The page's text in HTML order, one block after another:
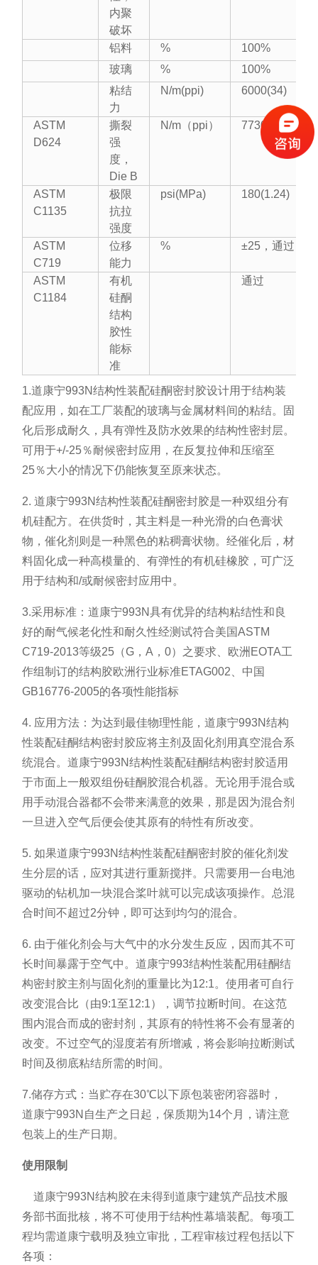
内聚
破坏
铝料
%
100%
玻璃
%
100%
粘结
力
N/m(ppi) 6000(34)
ASTM
D624
撕裂
强
度，
Die B
N/m（ppi） 7730（44）
ASTM
C1135
极限
抗拉
强度
psi(MPa) 180(1.24)
ASTM
C719
位移
能力
% ±25，通过
ASTM
C1184
有机
硅酮
结构
胶性
能标
准
通过
1.道康宁993N结构性装配硅酮密封胶设计用于结构装
配应用，如在工厂装配的玻璃与金属材料间的粘结。固
化后形成耐久，具有弹性及防水效果的结构性密封层。
可用于+/-25％耐候密封应用，在反复拉伸和压缩至
25％大小的情况下仍能恢复至原来状态。
2. 道康宁993N结构性装配硅酮密封胶是一种双组分有
机硅配方。在供货时，其主料是一种光滑的白色膏状
物，催化剂则是一种黑色的粘稠膏状物。经催化后，材
料固化成一种高模量的、有弹性的有机硅橡胶，可广泛
用于结构和/或耐候密封应用中。
3.采用标准：道康宁993N具有优异的结构粘结性和良
好的耐气候老化性和耐久性经测试符合美国ASTM
C719-2013等级25（G，A，0）之要求、欧洲EOTA工
作组制订的结构胶欧洲行业标准ETAG002、中国
GB16776-2005的各项性能指标
4. 应用方法：为达到最佳物理性能，道康宁993N结构
性装配硅酮结构密封胶应将主剂及固化剂用真空混合系
统混合。道康宁993N结构性装配硅酮结构密封胶适用
于市面上一般双组份硅酮胶混合机器。无论用手混合或
用手动混合器都不会带来满意的效果，那是因为混合剂
一旦进入空气后便会使其原有的特性有所改变。
5. 如果道康宁993N结构性装配硅酮密封胶的催化剂发
生分层的话，应对其进行重新搅拌。只需要用一台电池
驱动的钻机加一块混合桨叶就可以完成该项操作。总混
合时间不超过2分钟，即可达到均匀的混合。
6. 由于催化剂会与大气中的水分发生反应，因而其不可
长时间暴露于空气中。道康宁993结构性装配用硅酮结
构密封胶主剂与固化剂的重量比为12:1。使用者可自行
改变混合比（由9:1至12:1），调节拉断时间。在这范
围内混合而成的密封剂，其原有的特性将不会有显著的
改变。不过空气的湿度若有所增减，将会影响拉断测试
时间及彻底粘结所需的时间。
7.储存方式：当贮存在30℃以下原包装密闭容器时，
道康宁993N自生产之日起，保质期为14个月，请注意
包装上的生产日期。
使用限制
道康宁993N结构胶在未得到道康宁建筑产品技术服
务部书面批核，将不可使用于结构性幕墙装配。每项工
程均需道康宁载明及独立审批，工程审核过程包括以下
各项：